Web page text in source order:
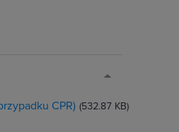
CPR) (532.87 KB)